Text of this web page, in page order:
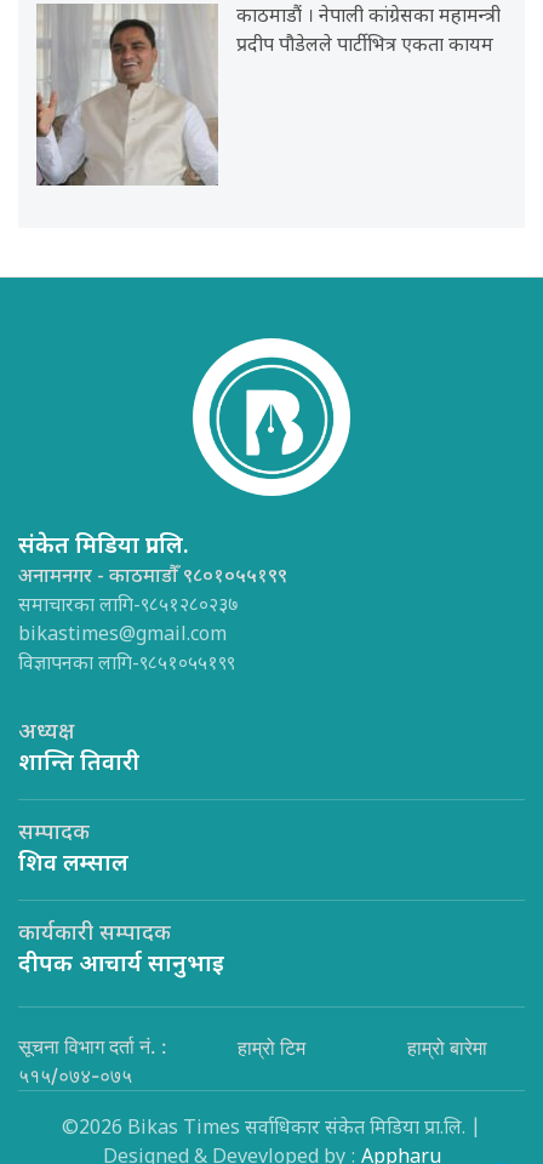
काठमाडौं । नेपाली कांग्रेसका महामन्त्री
प्रदीप पौडेलले पार्टीभित्र एकता कायम
संकेत मिडिया प्रा.लि.
अनामनगर - काठमाडौँ ९८०१०५५१९९
समाचारका लागि-९८५१२८०२३७
bikastimes@gmail.com
विज्ञापनका लागि-९८५१०५५१९९
अध्यक्ष
शान्ति तिवारी
सम्पादक
शिव लम्साल
कार्यकारी सम्पादक
दीपक आचार्य सानुभाइ
सूचना विभाग दर्ता नं. :
५१५/०७४-०७५
हाम्रो टिम हाम्रो बारेमा
©2026 Bikas Times सर्वाधिकार संकेत मिडिया प्रा.लि. |
Designed & Devevloped by : Appharu